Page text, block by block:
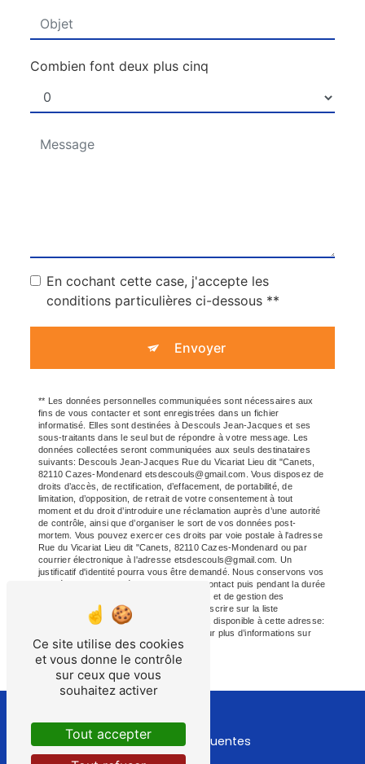
Combien font deux plus cinq
En cochant cette case, j'accepte les
conditions particulières ci-dessous **
Envoyer
** Les données personnelles communiquées sont nécessaires aux
fins de vous contacter et sont enregistrées dans un fichier
informatisé. Elles sont destinées à Descouls Jean-Jacques et ses
sous-traitants dans le seul but de répondre à votre message. Les
données collectées seront communiquées aux seuls destinataires
suivants: Descouls Jean-Jacques Rue du Vicariat Lieu dit "Canets,
82110 Cazes-Mondenard etsdescouls@gmail.com. Vous disposez de
droits d’accès, de rectification, d’effacement, de portabilité, de
limitation, d’opposition, de retrait de votre consentement à tout
moment et du droit d’introduire une réclamation auprès d’une autorité
de contrôle, ainsi que d’organiser le sort de vos données post-
mortem. Vous pouvez exercer ces droits par voie postale à l'adresse
Rue du Vicariat Lieu dit "Canets, 82110 Cazes-Mondenard ou par
courrier électronique à l'adresse etsdescouls@gmail.com. Un
justificatif d'identité pourra vous être demandé. Nous conservons vos
données pendant la période de prise de contact puis pendant la durée
de prescription légale aux fins probatoires et de gestion des
contentieux. Vous avez le droit de vous inscrire sur la liste
d'opposition au démarchage téléphonique, disponible à cette adresse:
. Consultez le site cnil.fr pour plus d’informations sur
vos droits.
Recherches fréquentes
Ce site utilise des cookies
et vous donne le contrôle
sur ceux que vous
souhaitez activer
Tout accepter